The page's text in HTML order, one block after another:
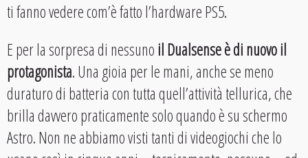
ti fanno vedere com’è fatto l’hardware PS5.
E per la sorpresa di nessunoil Dualsense è di nuovo il
protagonista. Una gioia per le mani, anche se meno
duraturo di batteria con tutta quell’attività tellurica, che
brilla davvero praticamente solo quando è su schermo
Astro. Non ne abbiamo visti tanti di videogiochi che lo